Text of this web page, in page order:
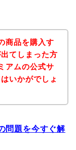
商品を購入す
てしまった方
アムの公式サ
いかがでしょ
問題を今すぐ解